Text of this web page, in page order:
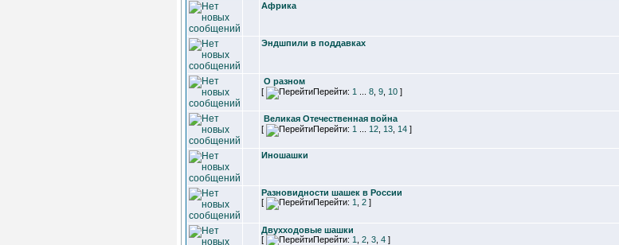
Африка
Эндшпили в поддавках
О разном
[
Перейти: 1 8 9 10 ]
Великая Отечественная война
[
Перейти: 1 12 13 14 ]
Иношашки
Разновидности шашек в России
[
Перейти: 1 2 ]
Двухходовые шашки
[
Перейти: 1 2 3 4 ]